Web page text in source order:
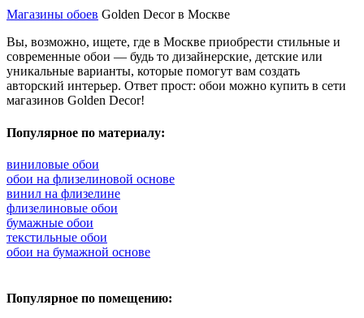
Магазины обоев Golden Decor в Москве
Вы, возможно, ищете, где в Москве приобрести стильные и
современные обои — будь то дизайнерские, детские или
уникальные варианты, которые помогут вам создать
авторский интерьер. Ответ прост: обои можно купить в сети
магазинов Golden Decor!
Популярное по материалу:
виниловые обои
обои на флизелиновой основе
винил на флизелине
флизелиновые обои
бумажные обои
текстильные обои
обои на бумажной основе
Популярное по помещению: